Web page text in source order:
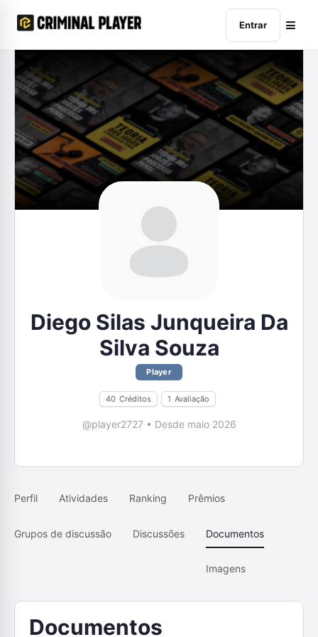
Entrar
Diego Silas Junqueira Da
Silva Souza
Player
40 Créditos 1 Avaliação
@player2727 • Desde maio 2026
Perfil Atividades Ranking Prêmios
Grupos de discussão Discussões Documentos
Imagens
Documentos